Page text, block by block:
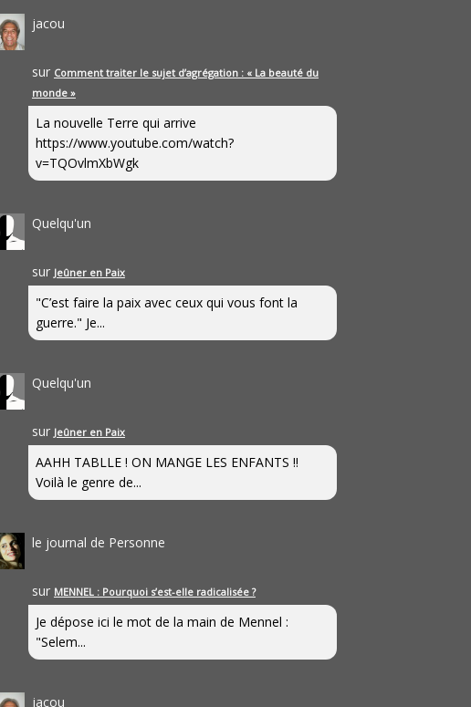
jacou
sur Comment traiter le sujet d’agrégation : « La beauté du
monde »
La nouvelle Terre qui arrive
https://www.youtube.com/watch?
v=TQOvlmXbWgk
Quelqu'un
sur Jeûner en Paix
"C’est faire la paix avec ceux qui vous font la
guerre." Je...
Quelqu'un
sur Jeûner en Paix
AAHH TABLLE ! ON MANGE LES ENFANTS !!
Voilà le genre de...
le journal de Personne
sur MENNEL : Pourquoi s’est-elle radicalisée ?
Je dépose ici le mot de la main de Mennel :
"Selem...
jacou